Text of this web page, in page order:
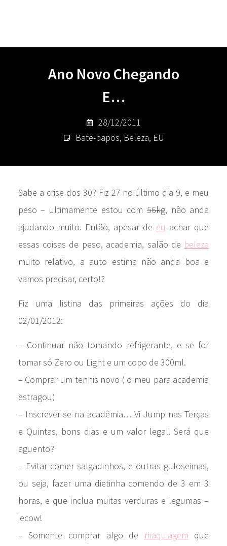
Ano Novo Chegando
E…
28/12/2011
Bate-papos, Beleza, EU
Sabe a crise dos 30? Fiz 27 no último dia 9, e meu
peso – ultimamente estou com 56kg, não anda
ajudando muito. Então, apesar de eu achar que
essas coisas de peso, academia, salão de beleza
muito relativo, a auto estima não anda boa e
vamos precisar, certo!?
Fiz uma listina das primeiras ações do dia
02/01/2012:
– Continuar não tomando refrigerante, e se for
tomar só Zero ou Light e um copo de 300ml.
– Comprar um tennis novo ( o meu para academia
estragou)
– Inscrever-se na acadêmia… Vi Jump nas Terças
e Quintas, bons dias e um valor legal. Será que
aguento?
– Evitar comer salgadinhos, e outras guloseimas,
ou seja, fazer uma dietinha comendo de 3 em 3
horas, e que inclua muitas verduras e legumas –
iecow!
– Somente comprar algo de
maquiagem que